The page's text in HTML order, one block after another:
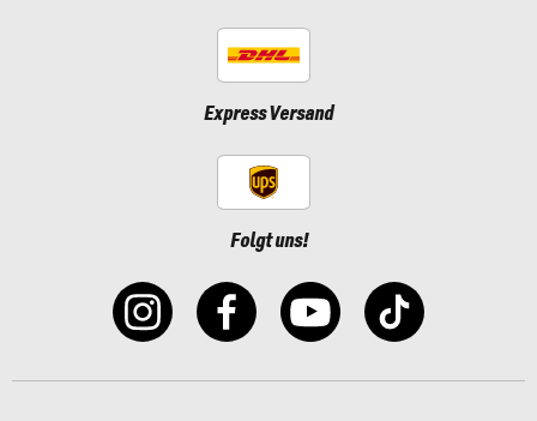
Express Versand
Folgt uns!